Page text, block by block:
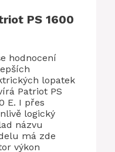
PS 1600
hodnocení
lopatek
Patriot PS
E. I přes
logický
názvu
má zde
výkon